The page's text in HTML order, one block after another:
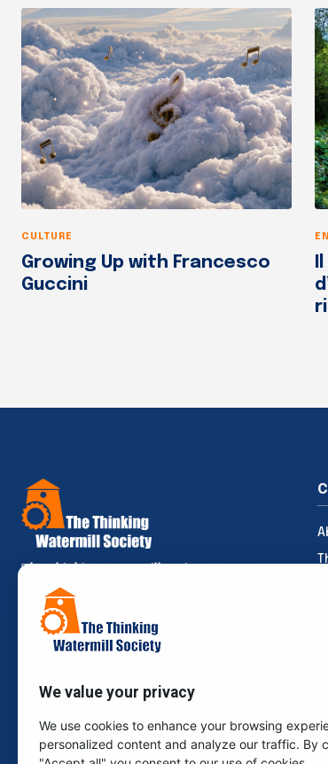
CULTURE
Growing Up with Francesco
Guccini
The Thinking Watermill Society — a space
where ideas, knowledge and experiences
come together to create value, foster
dialogue and build meaningful projects.
We value your privacy
We use cookies to enhance your browsing
personalized content and analyze our traffic. By